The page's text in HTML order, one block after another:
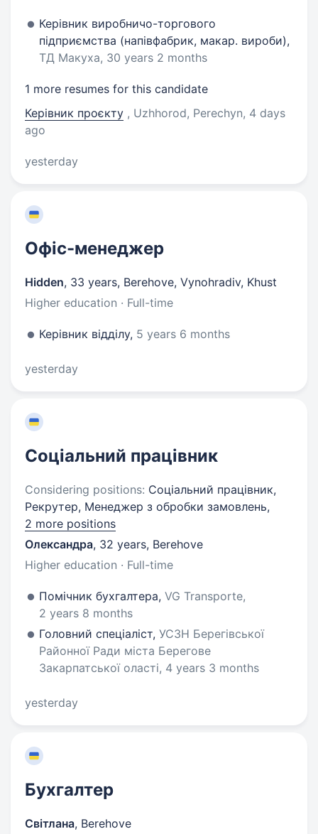
Керівник виробничо-торгового
підприємства (напівфабрик, макар. вироби),
ТД Макуха, 30 years 2 months
1 more resumes for this candidate
Керівник проєкту , Uzhhorod, Perechyn, 4 days
ago
yesterday
Офіс-менеджер
Hidden, 33 years, Berehove, Vynohradiv, Khust
Higher education · Full-time
Керівник відділу, 5 years 6 months
yesterday
Соціальний працівник
Considering positions: Соціальний працівник,
Рекрутер, Менеджер з обробки замовлень,
2 more positions
Олександра, 32 years, Berehove
Higher education · Full-time
Помічник бухгалтера, VG Transporte,
2 years 8 months
Головний спеціаліст, УСЗН Берегівської
Районної Ради міста Берегове
Закарпатської оласті, 4 years 3 months
yesterday
Бухгалтер
Світлана, Berehove